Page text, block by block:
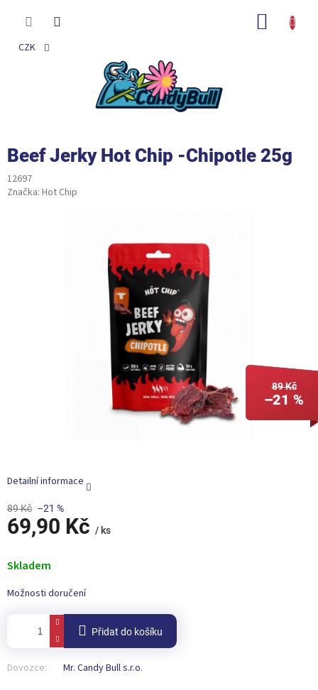
CZK
Beef Jerky Hot Chip -Chipotle 25g
12697
Značka: Hot Chip
89 Kč
–21 %
89 Kč –21 %
69,90 Kč / ks
cena:
Skladem
Možnosti doručení
Přidat do košíku
Dovozce: Mr. Candy Bull s.r.o.
Detailní informace